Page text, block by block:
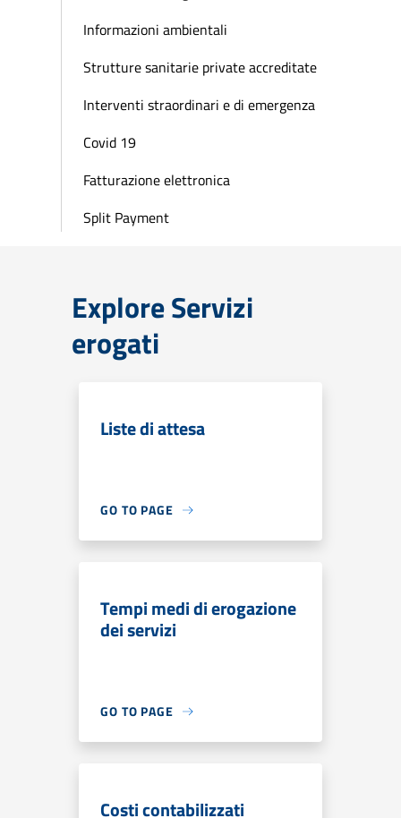
Informazioni ambientali
Strutture sanitarie private accreditate
Interventi straordinari e di emergenza
Covid 19
Fatturazione elettronica
Split Payment
Explore Servizi
erogati
Liste di attesa
GO TO PAGE
Tempi medi di erogazione
dei servizi
GO TO PAGE
Costi contabilizzati